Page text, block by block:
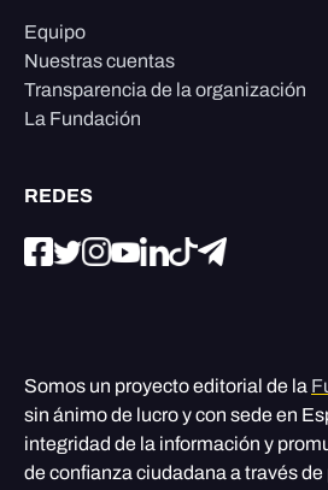
Equipo
Nuestras cuentas
Transparencia de la organización
La Fundación
REDES
Somos un proyecto editorial de la
sin ánimo de lucro y con sede en
integridad de la información y
de confianza ciudadana a través